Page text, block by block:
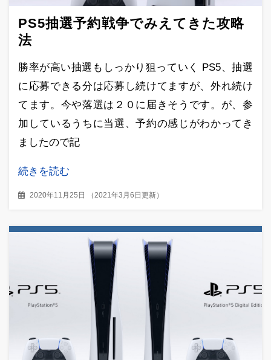
PS5抽選予約戦争でみえてきた攻略
法
勝率が高い抽選もしっかり狙っていく PS5、抽選
に応募できる分は応募し続けてますが、外れ続け
てます。今や落選は２０に届きそうです。が、参
加しているうちに当選、予約の感じがわかってき
ましたので記
続きを読む
2020年11月25日 （2021年3月6日更新）